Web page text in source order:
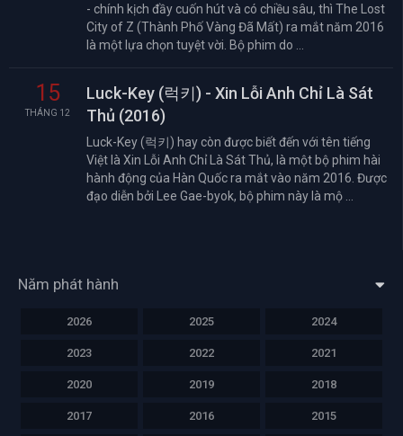
- chính kịch đầy cuốn hút và có chiều sâu, thì The Lost
City of Z (Thành Phố Vàng Đã Mất) ra mắt năm 2016
là một lựa chọn tuyệt vời. Bộ phim do ...
15
THÁNG 12
Luck-Key (럭키) - Xin Lỗi Anh Chỉ Là Sát
Thủ (2016)
Luck-Key (럭키) hay còn được biết đến với tên tiếng
Việt là Xin Lỗi Anh Chỉ Là Sát Thủ, là một bộ phim hài
hành động của Hàn Quốc ra mắt vào năm 2016. Được
đạo diễn bởi Lee Gae-byok, bộ phim này là mộ ...
Năm phát hành
2026 2025 2024
2023 2022 2021
2020 2019 2018
2017 2016 2015